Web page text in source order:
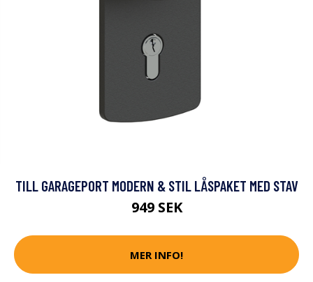
TILL GARAGEPORT MODERN & STIL LÅSPAKET MED STAV
949 SEK
MER INFO!